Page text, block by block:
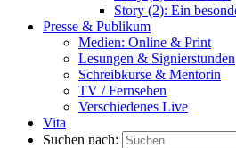
Story (2): Ein
Presse & Publikum
Medien: Online & Print
Lesungen & Signierstunden
Schreibkurse & Mentorin
TV / Fernsehen
Verschiedenes Live
Vita
Suchen nach: